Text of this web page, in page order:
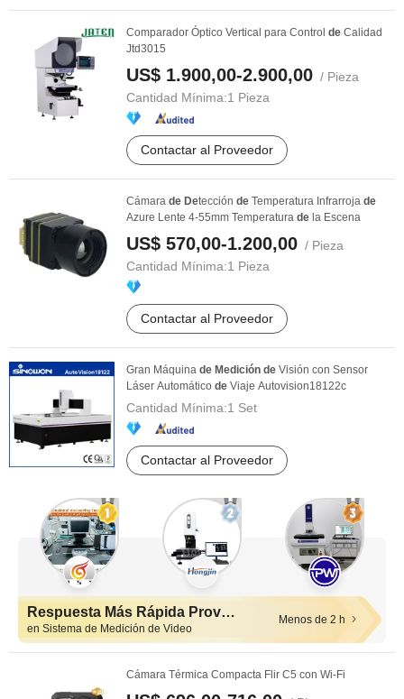
Comparador Óptico Vertical para Control de Calidad
Jtd3015
US$ 1.900,00-2.900,00 / Pieza
Cantidad Mínima:1 Pieza
Contactar al Proveedor
Cámara de Detección de Temperatura Infrarroja de
Azure Lente 4-55mm Temperatura de la Escena
US$ 570,00-1.200,00 / Pieza
Cantidad Mínima:1 Pieza
Contactar al Proveedor
Gran Máquina de Medición de Visión con Sensor
Láser Automático de Viaje Autovision18122c
Cantidad Mínima:1 Set
Contactar al Proveedor
Respuesta Más Rápida Proveedores
en Sistema de Medición de Video
Menos de 2 h
Cámara Térmica Compacta Flir C5 con Wi-Fi